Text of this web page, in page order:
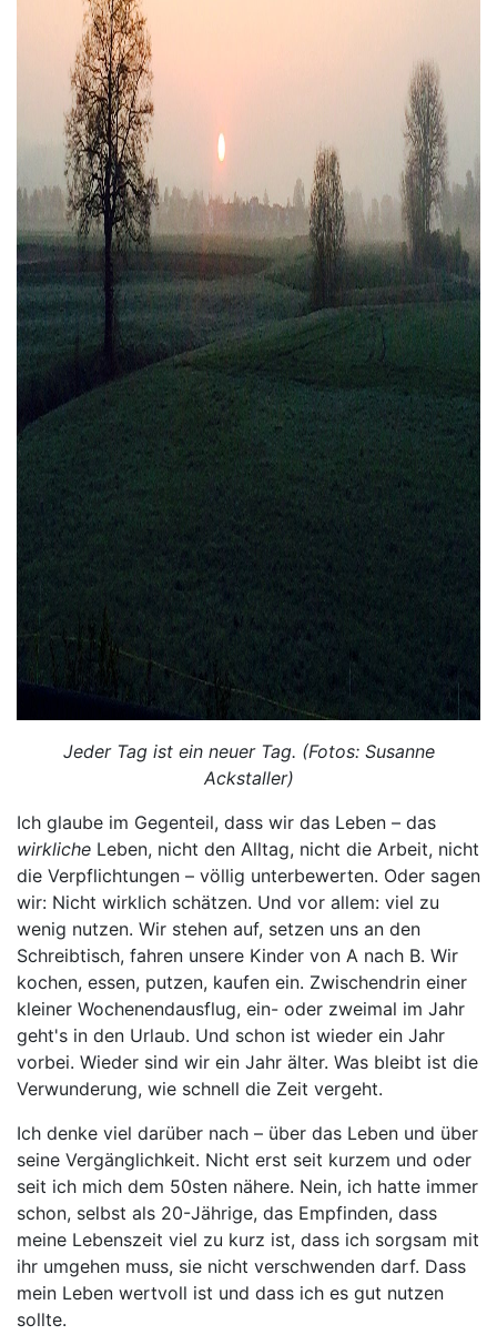
Jeder Tag ist ein neuer Tag. (Fotos: Susanne
Ackstaller)
Ich glaube im Gegenteil, dass wir das Leben – das
wirkliche Leben, nicht den Alltag, nicht die Arbeit, nicht
die Verpflichtungen – völlig unterbewerten. Oder sagen
wir: Nicht wirklich schätzen. Und vor allem: viel zu
wenig nutzen. Wir stehen auf, setzen uns an den
Schreibtisch, fahren unsere Kinder von A nach B. Wir
kochen, essen, putzen, kaufen ein. Zwischendrin einer
kleiner Wochenendausflug, ein- oder zweimal im Jahr
geht's in den Urlaub. Und schon ist wieder ein Jahr
vorbei. Wieder sind wir ein Jahr älter. Was bleibt ist die
Verwunderung, wie schnell die Zeit vergeht.
Ich denke viel darüber nach – über das Leben und über
seine Vergänglichkeit. Nicht erst seit kurzem und oder
seit ich mich dem 50sten nähere. Nein, ich hatte immer
schon, selbst als 20-Jährige, das Empfinden, dass
meine Lebenszeit viel zu kurz ist, dass ich sorgsam mit
ihr umgehen muss, sie nicht verschwenden darf. Dass
mein Leben wertvoll ist und dass ich es gut nutzen
sollte.